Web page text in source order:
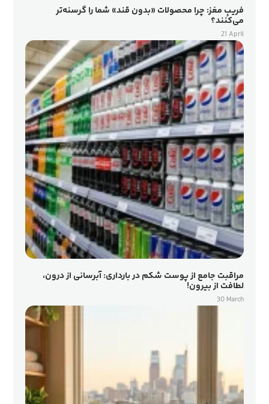
فریبِ مغز: چرا محصولات «بدون قند» شما را گرسنه‌تر
می‌کنند؟
21 April
مراقبت جامع از پوست شکم در بارداری: آبرسانی از درون،
لطافت از بیرون!
30 March